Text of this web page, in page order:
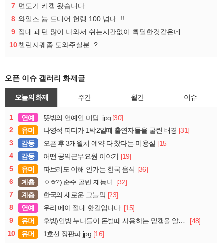
7 면도기 키캡 왔습니다
8 와일즈 늅 드디어 헌랭 100 넘다..!!
9 접대 패턴 많이 나와서 쉬는시간없이 빡딜한것같은데..
10챌린지퀘좀 도와주실분..?
오픈 이슈 갤러리 화제글
오늘의 화제 주간 월간 이슈
1 연예 뜻밖의 연예인 미담..jpg [30]
2
유머 나영석 피디가 1박2일때 출연자들을 굴린 배경 [31]
3
감동 오픈 후 3개월치 예약 다 찼다는 미용실 [15]
4
감동 어떤 공익근무요원 이야기 [19]
5
유머 파브리도 이해 안가는 한국 음식 [36]
6
계층 ㅇㅎ?) 순수 골반 재능녀. [32]
7
계층 한국의 새로운 그늘막 [23]
8
연예 우리 메이 절대 핫걸입니다. [15]
9
유머 후방)인방 누나들이 돈벌때 사용하는 밑캠을 알아보자
[48]
10
유머 1호선 장판파.jpg [16]